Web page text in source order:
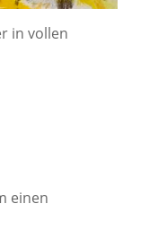
in vollen
einen